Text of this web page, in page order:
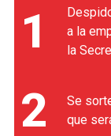
1
a la
la
2
Se
que